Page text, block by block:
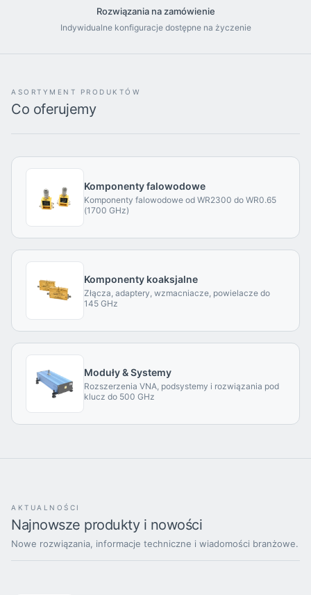
Rozwiązania na zamówienie
Indywidualne konfiguracje dostępne na życzenie
ASORTYMENT PRODUKTÓW
Co oferujemy
Komponenty falowodowe
Komponenty falowodowe od WR2300 do WR0.65
(1700 GHz)
Komponenty koaksjalne
Złącza, adaptery, wzmacniacze, powielacze do
145 GHz
Moduły & Systemy
Rozszerzenia VNA, podsystemy i rozwiązania pod
klucz do 500 GHz
AKTUALNOŚCI
Najnowsze produkty i nowości
Nowe rozwiązania, informacje techniczne i wiadomości branżowe.